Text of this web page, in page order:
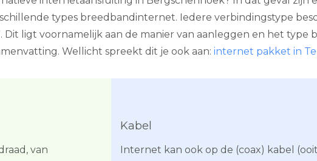
types breedbandinternet. Iedere verbindingstype
ligt voornamelijk aan de manier van aanleggen en het type
Wellicht spreekt dit je ook aan: internet pakket in
van
Kabel
Internet kan ook op de (coax) kabel (ooit